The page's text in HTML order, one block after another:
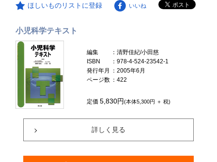
ほしいものリストに登録 いいね
小児科学テキスト
編集
：清野佳紀/小田慈
ISBN
：978-4-524-23542-1
発行年月
：2005年6月
ページ数 ：422
定価5,830円(本体5,300円 ＋ 税)
詳しく見る